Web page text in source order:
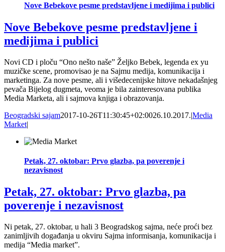
Nove Bebekove pesme predstavljene i medijima i publici
Nove Bebekove pesme predstavljene i
medijima i publici
Novi CD i ploču “Ono nešto naše” Željko Bebek, legenda ex yu
muzičke scene, promovisao je na Sajmu medija, komunikacija i
marketinga. Za nove pesme, ali i višedecenijske hitove nekadašnjeg
pevača Bijelog dugmeta, veoma je bila zainteresovana publika
Media Marketa, ali i sajmova knjiga i obrazovanja.
Beogradski sajam2017-10-26T11:30:45+02:0026.10.2017.|Media
Market|
Petak, 27. oktobar: Prvo glazba, pa poverenje i
nezavisnost
Petak, 27. oktobar: Prvo glazba, pa
poverenje i nezavisnost
Ni petak, 27. oktobar, u hali 3 Beogradskog sajma, neće proći bez
zanimljivih događanja u okviru Sajma informisanja, komunikacija i
medija “Media market”.